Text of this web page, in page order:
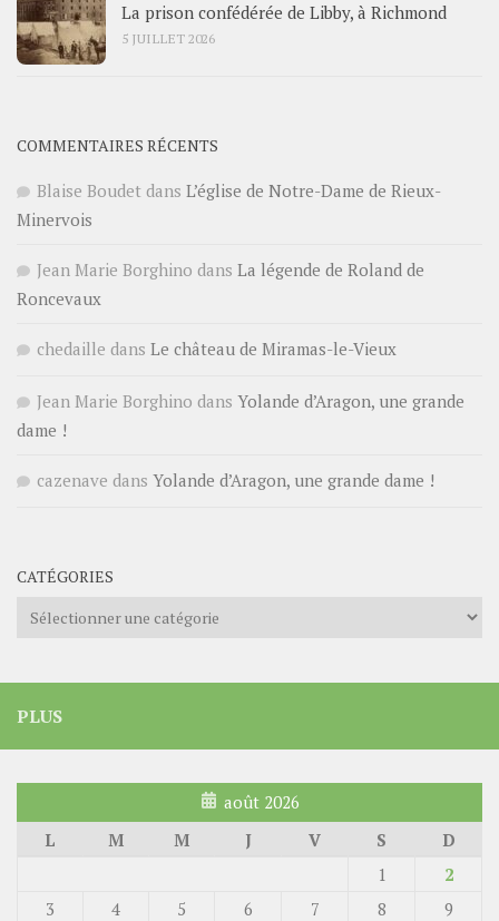
La prison confédérée de Libby, à Richmond
5 JUILLET 2026
COMMENTAIRES RÉCENTS
Blaise Boudet dans L’église de Notre-Dame de Rieux-
Minervois
Jean Marie Borghino dans La légende de Roland de
Roncevaux
chedaille dans Le château de Miramas-le-Vieux
Jean Marie Borghino dans Yolande d’Aragon, une grande
dame !
cazenave dans Yolande d’Aragon, une grande dame !
CATÉGORIES
Catégories
PLUS
août 2026
L
M M J V S
D
1
2
3
4 5 6 7 8
9